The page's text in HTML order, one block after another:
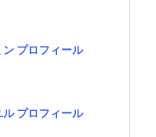
プロフィール
プロフィール